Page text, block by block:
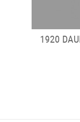
1920